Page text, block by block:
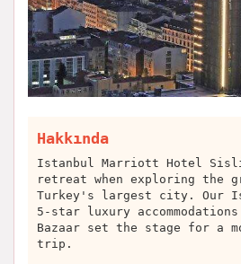
Hakkında
Istanbul Marriott Hotel
retreat when exploring the
Turkey's largest city. Our
5-star luxury
Bazaar set the stage for a
trip.